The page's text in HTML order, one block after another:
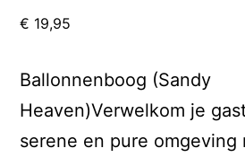
€ 19,95
Ballonnenboog (Sandy
Heaven)Verwelkom je
serene en pure omgeving